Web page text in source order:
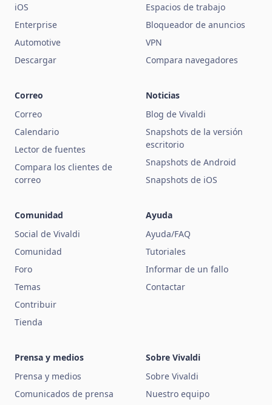
iOS
Enterprise
Automotive
Descargar
Espacios de trabajo
Bloqueador de anuncios
VPN
Compara navegadores
Correo
Correo
Calendario
Lector de fuentes
Compara los clientes de
correo
Noticias
Blog de Vivaldi
Snapshots de la versión
escritorio
Snapshots de Android
Snapshots de iOS
Comunidad
Social de Vivaldi
Comunidad
Foro
Temas
Contribuir
Tienda
Ayuda
Ayuda/FAQ
Tutoriales
Informar de un fallo
Contactar
Prensa y medios
Prensa y medios
Comunicados de prensa
Sobre Vivaldi
Sobre Vivaldi
Nuestro equipo